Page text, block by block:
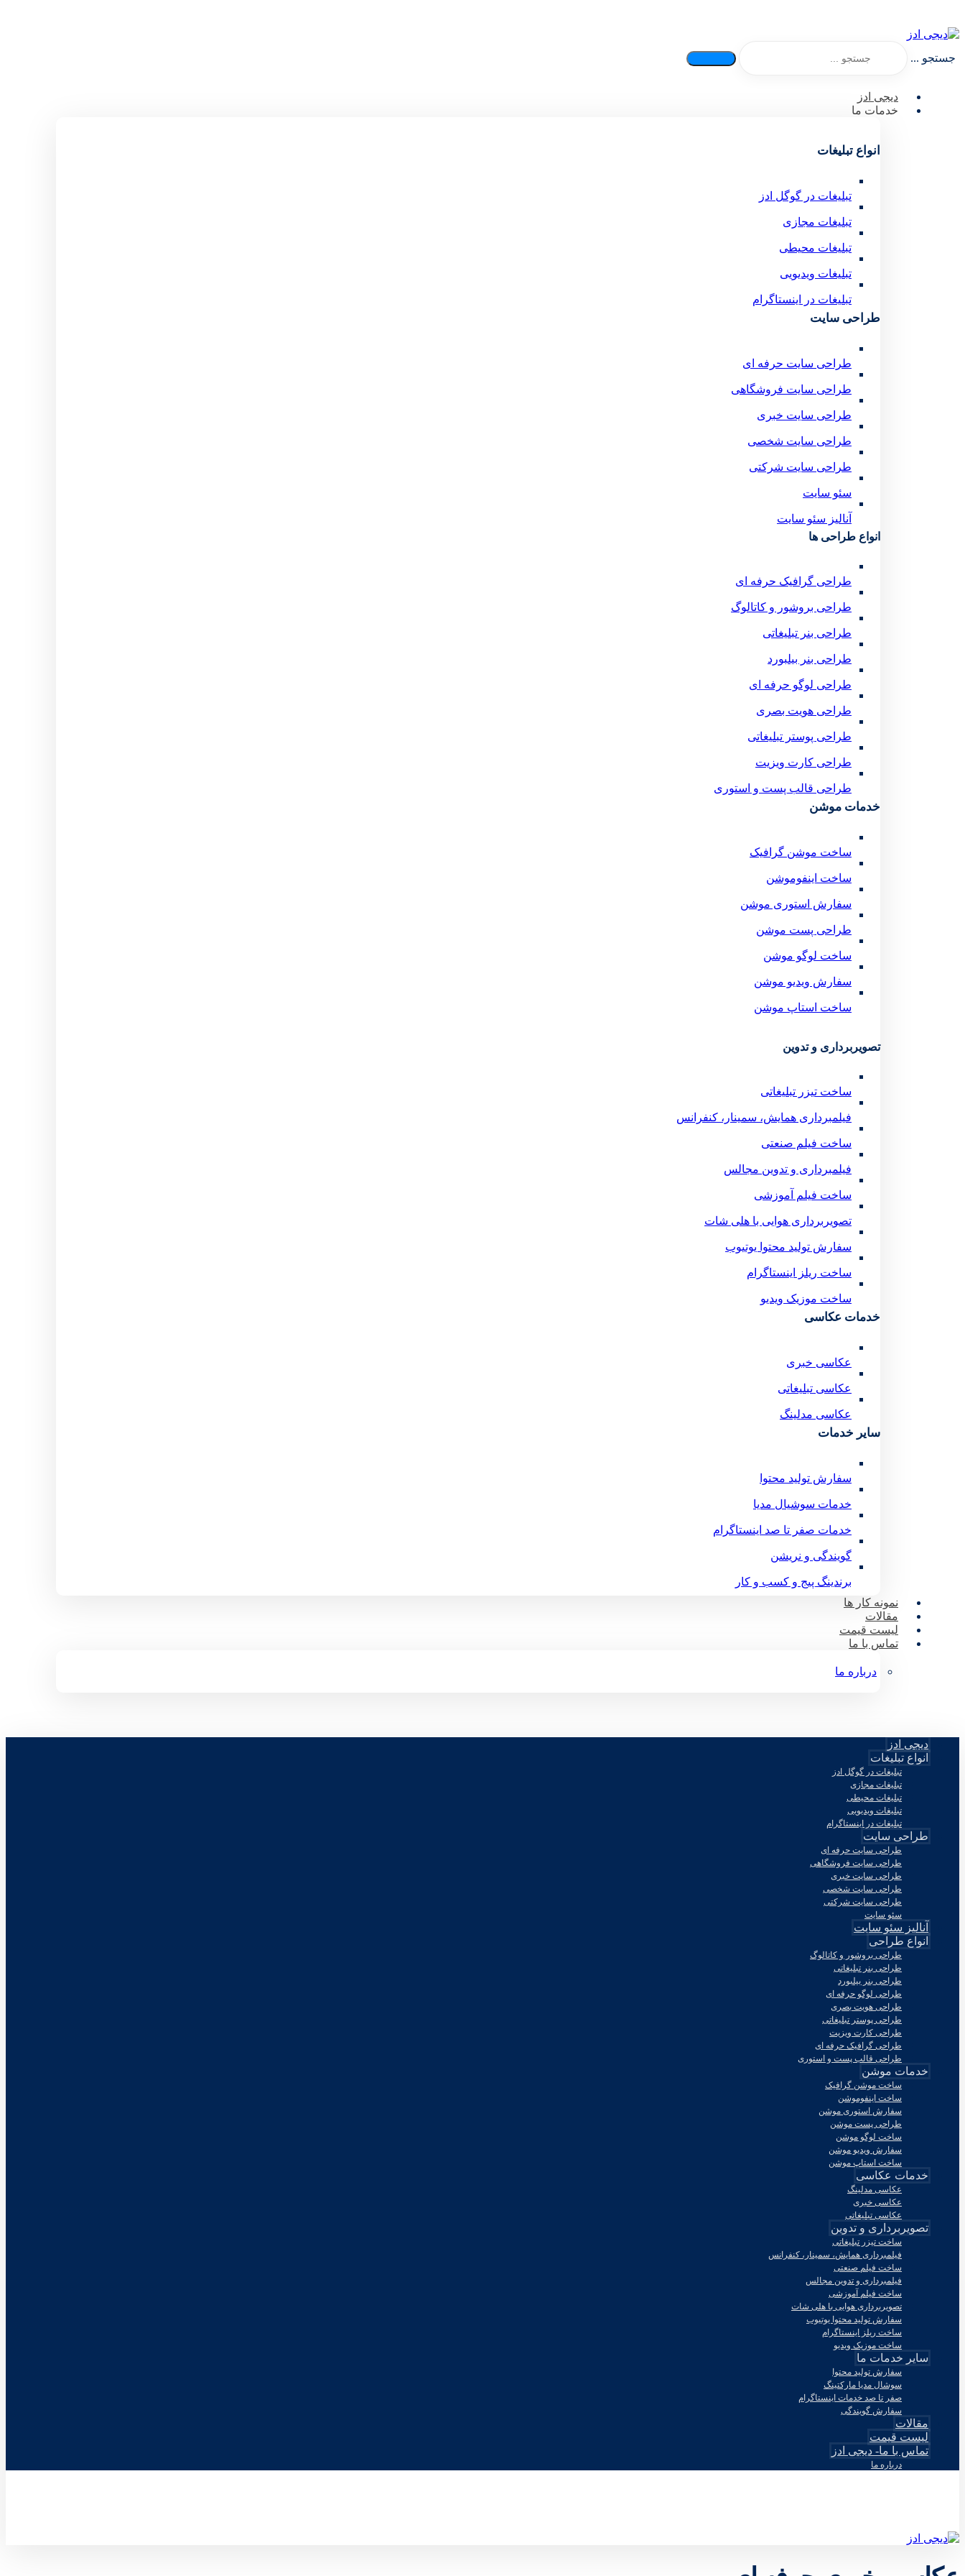
جستجو ...
دیجی ادز
خدمات ما
انواع تبلیغات
تبلیغات در گوگل ادز
تبلیغات مجازی
تبلیغات محیطی
تبلیغات ویدیویی
تبلیغات در اینستاگرام
طراحی سایت
طراحی سایت حرفه ای
طراحی سایت فروشگاهی
طراحی سایت خبری
طراحی سایت شخصی
طراحی سایت شرکتی
سئو سایت
آنالیز سئو سایت
انواع طراحی ها
طراحی گرافیک حرفه ای
طراحی بروشور و کاتالوگ
طراحی بنر تبلیغاتی
طراحی بنر بیلبورد
طراحی لوگو حرفه ای
طراحی هویت بصری
طراحی پوستر تبلیغاتی
طراحی کارت ویزیت
طراحی قالب پست و استوری
خدمات موشن
ساخت موشن گرافیک
ساخت اینفوموشن
سفارش استوری موشن
طراحی پست موشن
ساخت لوگو موشن
سفارش ویدیو موشن
ساخت استاپ موشن
تصویربرداری و تدوین
ساخت تیزر تبلیغاتی
فیلمبرداری همایش، سمینار، کنفرانس
ساخت فیلم صنعتی
فیلمبرداری و تدوین مجالس
ساخت فیلم آموزشی
تصویربرداری هوایی با هلی شات
سفارش تولید محتوا یوتیوب
ساخت ریلز اینستاگرام
ساخت موزیک ویدیو
خدمات عکاسی
عکاسی خبری
عکاسی تبلیغاتی
عکاسی مدلینگ
سایر خدمات
سفارش تولید محتوا
خدمات سوشیال مدیا
خدمات صفر تا صد اینستاگرام
گویندگی و نریشن
برندینگ پیج و کسب و کار
نمونه کار ها
مقالات
لیست قیمت
تماس با ما
درباره ما
دیجی ادز
انواع تبلیغات
تبلیغات در گوگل ادز
تبلیغات مجازی
تبلیغات محیطی
تبلیغات ویدیویی
تبلیغات در اینستاگرام
طراحی سایت
طراحی سایت حرفه ای
طراحی سایت فروشگاهی
طراحی سایت خبری
طراحی سایت شخصی
طراحی سایت شرکتی
سئو سایت
آنالیز سئو سایت
انواع طراحی
طراحی بروشور و کاتالوگ
طراحی بنر تبلیغاتی
طراحی بنر بیلبورد
طراحی لوگو حرفه ای
طراحی هویت بصری
طراحی پوستر تبلیغاتی
طراحی کارت ویزیت
طراحی گرافیک حرفه ای
طراحی قالب پست و استوری
خدمات موشن
ساخت موشن گرافیک
ساخت اینفوموشن
سفارش استوری موشن
طراحی پست موشن
ساخت لوگو موشن
سفارش ویدیو موشن
ساخت استاپ موشن
خدمات عکاسی
عکاسی مدلینگ
عکاسی خبری
عکاسی تبلیغاتی
تصویربرداری و تدوین
ساخت تیزر تبلیغاتی
فیلمبرداری همایش، سمینار، کنفرانس
ساخت فیلم صنعتی
فیلمبرداری و تدوین مجالس
ساخت فیلم آموزشی
تصویربرداری هوایی با هلی شات
سفارش تولید محتوا یوتیوب
ساخت ریلز اینستاگرام
ساخت موزیک ویدیو
سایر خدمات ما
سفارش تولید محتوا
سوشال مدیا مارکتینگ
صفر تا صد خدمات اینستاگرام
سفارش گویندگی
مقالات
لیست قیمت
تماس با ما- دیجی ادز
درباره ما